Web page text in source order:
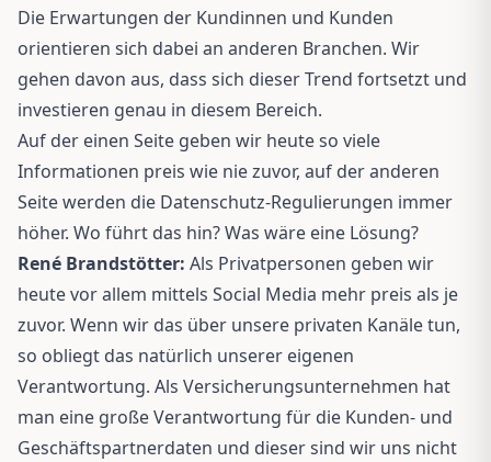
Die Erwartungen der Kundinnen und Kunden
orientieren sich dabei an anderen Branchen. Wir
gehen davon aus, dass sich dieser Trend fortsetzt und
investieren genau in diesem Bereich.
Auf der einen Seite geben wir heute so viele
Informationen preis wie nie zuvor, auf der anderen
Seite werden die Datenschutz-Regulierungen immer
höher. Wo führt das hin? Was wäre eine Lösung?
René Brandstötter: Als Privatpersonen geben wir
heute vor allem mittels Social Media mehr preis als je
zuvor. Wenn wir das über unsere privaten Kanäle tun,
so obliegt das natürlich unserer eigenen
Verantwortung. Als Versicherungsunternehmen hat
man eine große Verantwortung für die Kunden- und
Geschäftspartnerdaten und dieser sind wir uns nicht